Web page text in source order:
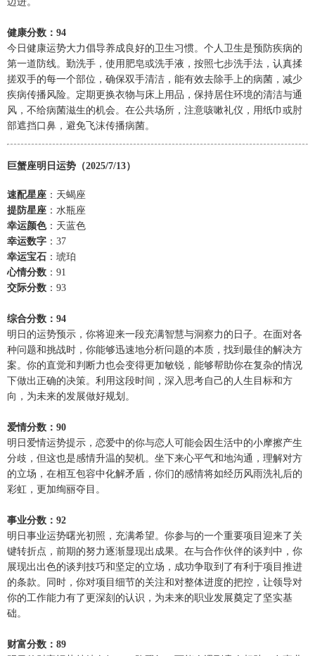
健康分数：94
今日健康运势大力倡导养成良好的卫生习惯。个人卫生是预防疾病的
第一道防线。勤洗手，使用肥皂或洗手液，按照七步洗手法，认真揉
搓双手的每一个部位，确保双手清洁，能有效去除手上的病菌，减少
疾病传播风险。定期更换衣物与床上用品，保持居住环境的清洁与通
风，不给病菌滋生的机会。在公共场所，注意咳嗽礼仪，用纸巾或肘
部遮挡口鼻，避免飞沫传播病菌。
巨蟹座明日运势（2025/7/13）
速配星座 ：天蝎座
提防星座 ：水瓶座
幸运颜色：天蓝色
幸运数字 ：37
幸运宝石 ：琥珀
心情分数 ：91
交际分数 ：93
综合分数：94
明日的运势预示，你将迎来一段充满智慧与洞察力的日子。在面对各
种问题和挑战时，你能够迅速地分析问题的本质，找到最佳的解决方
案。你的直觉和判断力也会变得更加敏锐，能够帮助你在复杂的情况
下做出正确的决策。利用这段时间，深入思考自己的人生目标和方
向，为未来的发展做好规划。
爱情分数：90
明日爱情运势提示，恋爱中的你与恋人可能会因生活中的小摩擦产生
分歧，但这也是感情升温的契机。坐下来心平气和地沟通，理解对方
的立场，在相互包容中化解矛盾，你们的感情将如经历风雨洗礼后的
彩虹，更加绚丽夺目。
事业分数：92
明日事业运势曙光初照，充满希望。你参与的一个重要项目迎来了关
键转折点，前期的努力逐渐显现出成果。在与合作伙伴的谈判中，你
展现出出色的谈判技巧和坚定的立场，成功争取到了有利于项目推进
的条款。同时，你对项目细节的关注和对整体进度的把控，让领导对
你的工作能力有了更深刻的认识，为未来的职业发展奠定了坚实基
础。
财富分数：89